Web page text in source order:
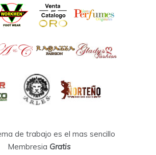
de trabajo es el mas sencillo
Membresia Gratis